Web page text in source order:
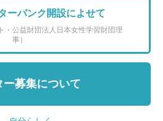
ーバンク開設によせて
・公益財団法人日本女性学習財団理
事）
ー募集について